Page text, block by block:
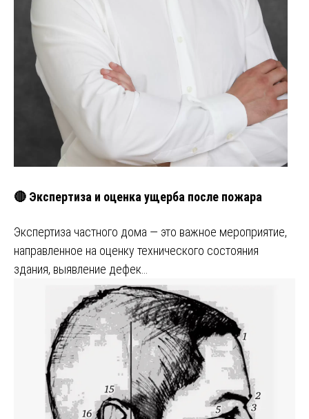
🔴 Экспертиза и оценка ущерба после пожара
Экспертиза частного дома — это важное мероприятие,
направленное на оценку технического состояния
здания, выявление дефек…